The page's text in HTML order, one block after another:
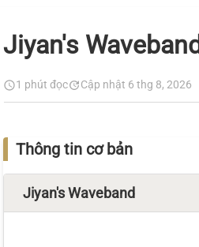
Jiyan's Waveband
1 phút đọc Cập nhật 6 thg 8, 2026
Thông tin cơ bản
Jiyan's Waveband